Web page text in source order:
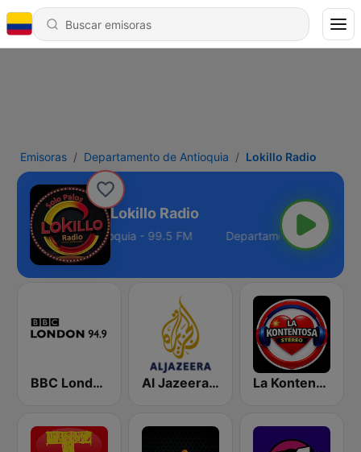
Emisoras Departamento de Antioquia Lokillo Radio
Lokillo Radio
de Antioquia - 99.5 FM
BBC London Al Jazeera Arabic (قناة الجزيرة) La Kontentosa Stèreo